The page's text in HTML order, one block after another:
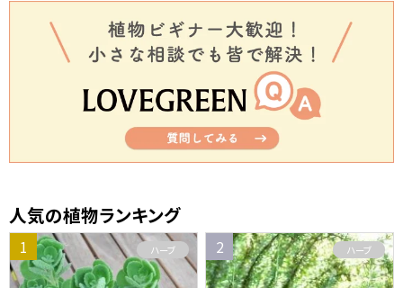
人気の植物ランキング
ハーブ ハーブ